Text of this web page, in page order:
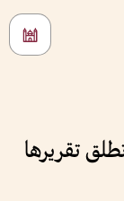
تقريرها